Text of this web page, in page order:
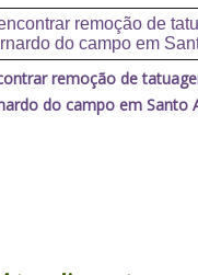
remoção de
do campo em Santo